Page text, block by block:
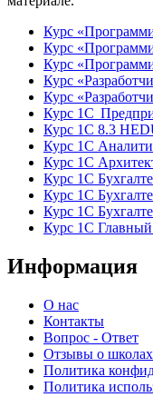
Курс
Курс
Курс
Курс
Курс
Курс 1С
Курс 1С 8.3
Курс 1С
Курс 1С
Курс 1С
Курс 1С
Курс 1С
Курс 1С Главный
Информация
О нас
Контакты
Вопрос - Ответ
Отзывы о
Политика
Политика